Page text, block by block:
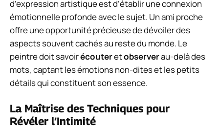
d’expression artistique est d’établir une connexion
émotionnelle profonde avec le sujet. Un ami proche
offre une opportunité précieuse de dévoiler des
aspects souvent cachés au reste du monde. Le
peintre doit savoirécouteretobserverau-delà des
mots, captant les émotions non-dites et les petits
détails qui constituent son essence.
La Maîtrise des Techniques pour
Révéler l’Intimité